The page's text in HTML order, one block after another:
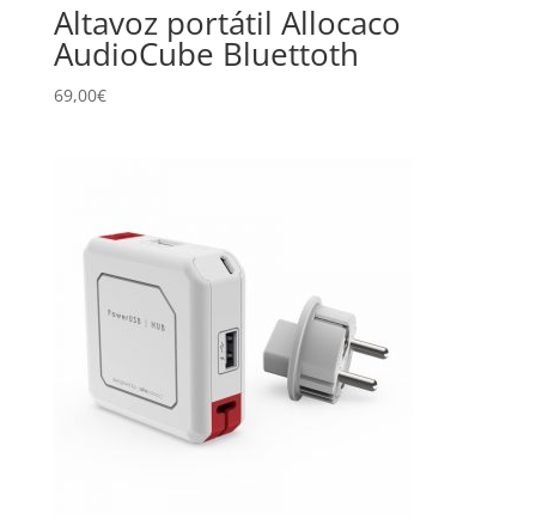
Altavoz portátil Allocaco
AudioCube Bluettoth
69,00€